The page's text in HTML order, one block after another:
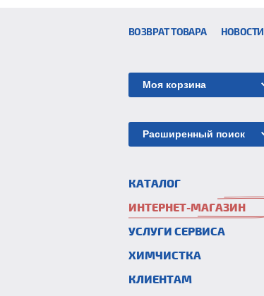
ВОЗВРАТ ТОВАРА НОВОСТИ
Моя корзина
Расширенный поиск
КАТАЛОГ
ИНТЕРНЕТ-МАГАЗИН
УСЛУГИ СЕРВИСА
ХИМЧИСТКА
КЛИЕНТАМ